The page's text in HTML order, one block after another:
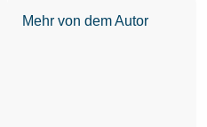
Mehr von dem Autor